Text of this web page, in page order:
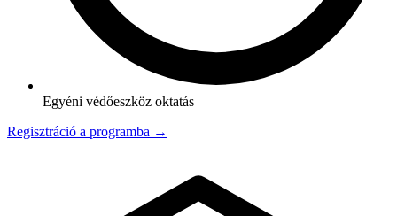
Egyéni védőeszköz oktatás
Regisztráció a programba →